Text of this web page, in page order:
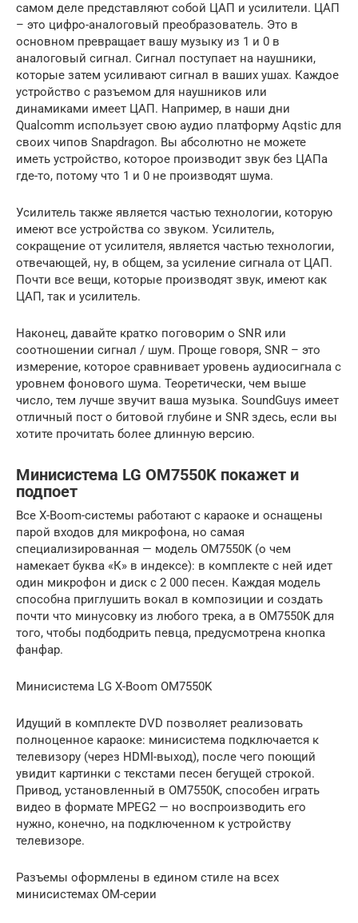
самом деле представляют собой ЦАП и усилители. ЦАП
– это цифро-аналоговый преобразователь. Это в
основном превращает вашу музыку из 1 и 0 в
аналоговый сигнал. Сигнал поступает на наушники,
которые затем усиливают сигнал в ваших ушах. Каждое
устройство с разъемом для наушников или
динамиками имеет ЦАП. Например, в наши дни
Qualcomm использует свою аудио платформу Aqstic для
своих чипов Snapdragon. Вы абсолютно не можете
иметь устройство, которое производит звук без ЦАПа
где-то, потому что 1 и 0 не производят шума.
Усилитель также является частью технологии, которую
имеют все устройства со звуком. Усилитель,
сокращение от усилителя, является частью технологии,
отвечающей, ну, в общем, за усиление сигнала от ЦАП.
Почти все вещи, которые производят звук, имеют как
ЦАП, так и усилитель.
Наконец, давайте кратко поговорим о SNR или
соотношении сигнал / шум. Проще говоря, SNR – это
измерение, которое сравнивает уровень аудиосигнала с
уровнем фонового шума. Теоретически, чем выше
число, тем лучше звучит ваша музыка. SoundGuys имеет
отличный пост о битовой глубине и SNR здесь, если вы
хотите прочитать более длинную версию.
Минисистема LG OM7550K покажет и
подпоет
Все X-Boom-системы работают с караоке и оснащены
парой входов для микрофона, но самая
специализированная — модель OM7550K (о чем
намекает буква «К» в индексе): в комплекте с ней идет
один микрофон и диск с 2 000 песен. Каждая модель
способна приглушить вокал в композиции и создать
почти что минусовку из любого трека, а в OM7550K для
того, чтобы подбодрить певца, предусмотрена кнопка
фанфар.
Минисистема LG X-Boom OM7550K
Идущий в комплекте DVD позволяет реализовать
полноценное караоке: минисистема подключается к
телевизору (через HDMI-выход), после чего поющий
увидит картинки с текстами песен бегущей строкой.
Привод, установленный в OM7550K, способен играть
видео в формате MPEG2 — но воспроизводить его
нужно, конечно, на подключенном к устройству
телевизоре.
Разъемы оформлены в едином стиле на всех
минисистемах OM-серии